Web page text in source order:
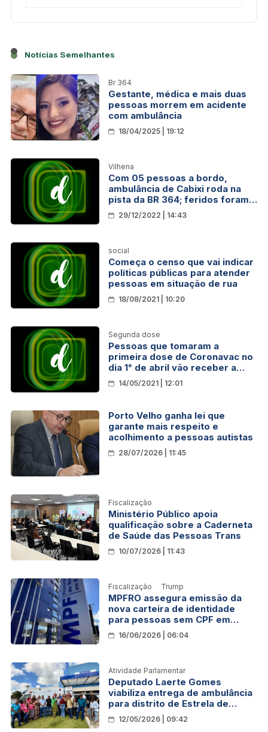
Notícias Semelhantes
Br 364
Gestante, médica e mais duas
pessoas morrem em acidente
com ambulância
18/04/2025 | 19:12
Vilhena
Com 05 pessoas a bordo,
ambulância de Cabixi roda na
pista da BR 364; feridos foram
trazidos por Bombeiros para
hospital em Vilhena
29/12/2022 | 14:43
social
Começa o censo que vai indicar
políticas públicas para atender
pessoas em situação de rua
18/08/2021 | 10:20
Segunda dose
Pessoas que tomaram a
primeira dose de Coronavac no
dia 1° de abril vão receber a
segunda dose hoje
14/05/2021 | 12:01
Porto Velho ganha lei que
garante mais respeito e
acolhimento a pessoas autistas
28/07/2026 | 11:45
Fiscalização
Ministério Público apoia
qualificação sobre a Caderneta
de Saúde das Pessoas Trans
10/07/2026 | 11:43
Fiscalização Trump
MPFRO assegura emissão da
nova carteira de identidade
para pessoas sem CPF em
Rondônia
16/06/2026 | 06:04
Atividade Parlamentar
Deputado Laerte Gomes
viabiliza entrega de ambulância
para distrito de Estrela de
Rondônia
12/05/2026 | 09:42